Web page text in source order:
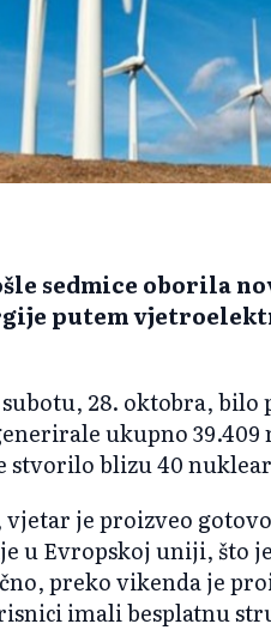
sedmice oborila
putem
28. oktobra, bilo
ukupno
blizu 40
je proizveo
u Evropskoj uniji, što
preko vikenda je
imali besplatnu